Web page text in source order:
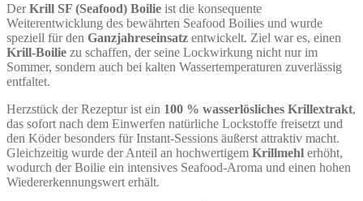
DerKrill SF (Seafood) Boilie ist die konsequente
Weiterentwicklung des bewährten Seafood Boilies und wurde
speziell für den Ganzjahreseinsatz entwickelt. Ziel war es, einen
Krill-Boilie zu schaffen, der seine Lockwirkung nicht nur im
Sommer, sondern auch bei kalten Wassertemperaturen zuverlässig
entfaltet.
Herzstück der Rezeptur ist ein 100 % wasserlösliches Krillextrakt,
das sofort nach dem Einwerfen natürliche Lockstoffe freisetzt und
den Köder besonders für Instant-Sessions äußerst attraktiv macht.
Gleichzeitig wurde der Anteil an hochwertigem Krillmehl erhöht,
wodurch der Boilie ein intensives Seafood-Aroma und einen hohen
Wiedererkennungswert erhält.